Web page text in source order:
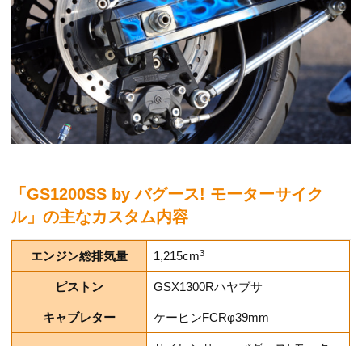
「GS1200SS by バグース! モーターサイク
ル」の主なカスタム内容
エンジン総排気量 1,215cm3
ピストン GSX1300Rハヤブサ
キャブレター ケーヒンFCRφ39mm